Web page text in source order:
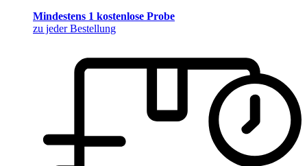
Mindestens 1 kostenlose Probe
zu jeder Bestellung